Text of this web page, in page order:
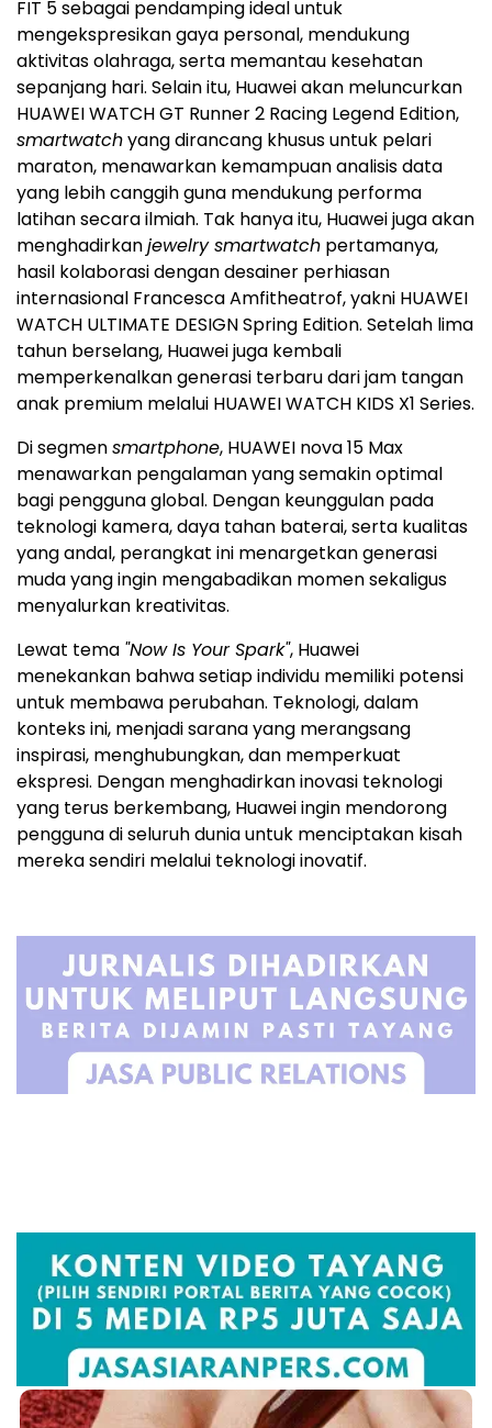
FIT 5 sebagai pendamping ideal untuk
mengekspresikan gaya personal, mendukung
aktivitas olahraga, serta memantau kesehatan
sepanjang hari. Selain itu, Huawei akan meluncurkan
HUAWEI WATCH GT Runner 2 Racing Legend Edition,
smartwatchyang dirancang khusus untuk pelari
maraton, menawarkan kemampuan analisis data
yang lebih canggih guna mendukung performa
latihan secara ilmiah. Tak hanya itu, Huawei juga akan
menghadirkanjewelry smartwatch pertamanya,
hasil kolaborasi dengan desainer perhiasan
internasional Francesca Amfitheatrof, yakni HUAWEI
WATCH ULTIMATE DESIGN Spring Edition. Setelah lima
tahun berselang, Huawei juga kembali
memperkenalkan generasi terbaru dari jam tangan
anak premium melalui HUAWEI WATCH KIDS X1 Series.
Di segmensmartphone, HUAWEI nova 15 Max
menawarkan pengalaman yang semakin optimal
bagi pengguna global. Dengan keunggulan pada
teknologi kamera, daya tahan baterai, serta kualitas
yang andal, perangkat ini menargetkan generasi
muda yang ingin mengabadikan momen sekaligus
menyalurkan kreativitas.
Lewat tema "Now Is Your Spark", Huawei
menekankan bahwa setiap individu memiliki potensi
untuk membawa perubahan. Teknologi, dalam
konteks ini, menjadi sarana yang merangsang
inspirasi, menghubungkan, dan memperkuat
ekspresi. Dengan menghadirkan inovasi teknologi
yang terus berkembang, Huawei ingin mendorong
pengguna di seluruh dunia untuk menciptakan kisah
mereka sendiri melalui teknologi inovatif.